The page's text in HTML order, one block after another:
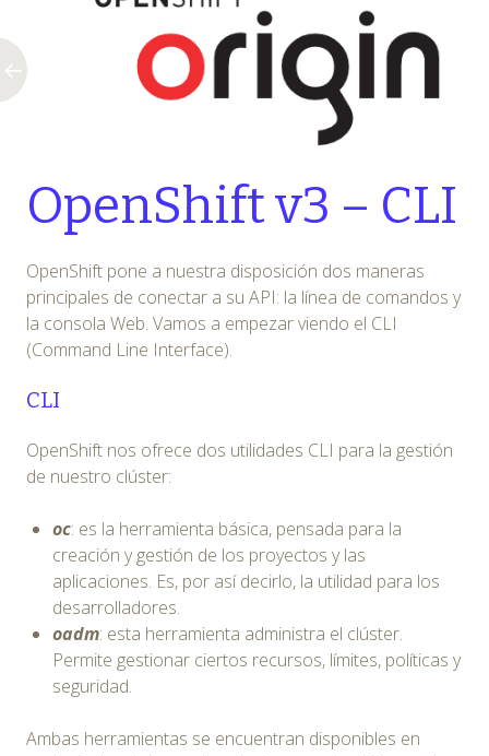
OpenShift v3 – CLI
OpenShift pone a nuestra disposición dos maneras
principales de conectar a su API: la línea de comandos y
la consola Web. Vamos a empezar viendo el CLI
(Command Line Interface).
CLI
OpenShift nos ofrece dos utilidades CLI para la gestión
de nuestro clúster:
oc: es la herramienta básica, pensada para la
creación y gestión de los proyectos y las
aplicaciones. Es, por así decirlo, la utilidad para los
desarrolladores.
oadm: esta herramienta administra el clúster.
Permite gestionar ciertos recursos, límites, políticas y
seguridad.
Ambas herramientas se encuentran disponibles en